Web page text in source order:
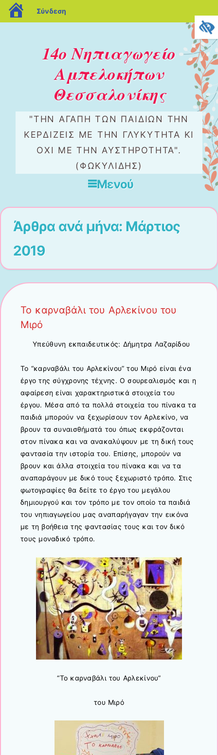
14ο Νηπιαγωγείο
Αμπελοκήπων
Θεσσαλονίκης
"ΤΗΝ ΑΓΆΠΗ ΤΩΝ ΠΑΙΔΙΏΝ ΤΗΝ
ΚΕΡΔΊΖΕΙΣ ΜΕ ΤΗΝ ΓΛΥΚΎΤΗΤΑ ΚΙ
ΌΧΙ ΜΕ ΤΗΝ ΑΥΣΤΗΡΌΤΗΤΑ".
(ΦΩΚΥΛΙΔΗΣ)
Μενού
Άρθρα ανά μήνα: Μάρτιος
2019
Το καρναβάλι του Αρλεκίνου του
Μιρό
Υπεύθυνη εκπαιδευτικός: Δήμητρα Λαζαρίδου
Το “καρναβάλι του Αρλεκίνου” του Μιρό είναι ένα
έργο της σύγχρονης τέχνης. Ο σουρεαλισμός και η
αφαίρεση είναι χαρακτηριστικά στοιχεία του
έργου. Μέσα από τα πολλά στοιχεία του πίνακα τα
παιδιά μπορούν να ξεχωρίσουν τον Αρλεκίνο, να
βρουν τα συναισθήματά του όπως εκφράζονται
στον πίνακα και να ανακαλύψουν με τη δική τους
φαντασία την ιστορία του. Επίσης, μπορούν να
βρουν και άλλα στοιχεία του πίνακα και να τα
αναπαράγουν με δικό τους ξεχωριστό τρόπο. Στις
φωτογραφίες θα δείτε το έργο του μεγάλου
δημιουργού και τον τρόπο με τον οποίο τα παιδιά
του νηπιαγωγείου μας αναπαρήγαγαν την εικόνα
με τη βοήθεια της φαντασίας τους και τον δικό
τους μοναδικό τρόπο.
“Το καρναβάλι του Αρλεκίνου”
του Μιρό
blogs.sch.gr
Σύνδεση